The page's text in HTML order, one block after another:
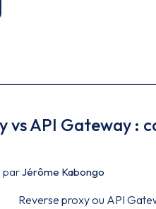
vs API Gateway :
parJérôme Kabongo
Reverse proxy ou API